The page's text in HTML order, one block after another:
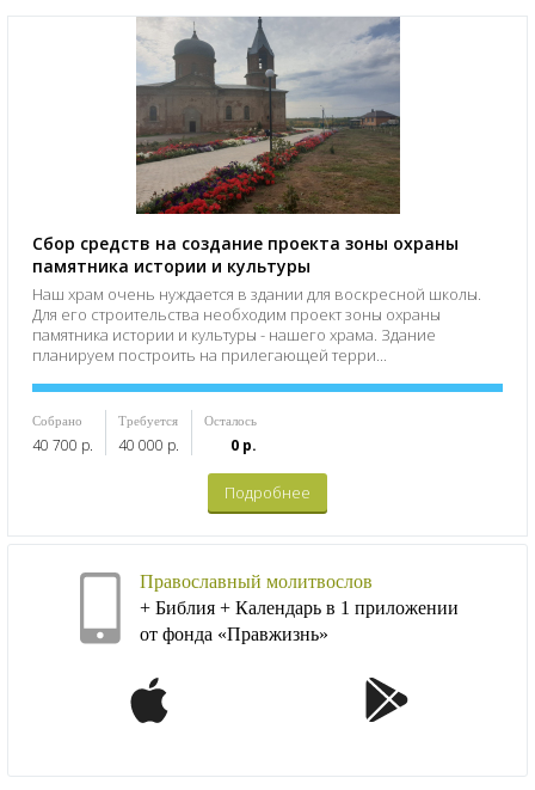
Сбор средств на создание проекта зоны охраны
памятника истории и культуры
Наш храм очень нуждается в здании для воскресной школы.
Для его строительства необходим проект зоны охраны
памятника истории и культуры - нашего храма. Здание
планируем построить на прилегающей терри...
Собрано
40 700 р.
Требуется
40 000 р.
Осталось
0 р.
Подробнее
Православный молитвослов
+ Библия + Календарь в 1 приложении
от фонда «Правжизнь»